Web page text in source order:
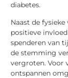
diabetes.
Naast de
positieve
spenderen van
de stemming
vergroten. Voor
ontspannen